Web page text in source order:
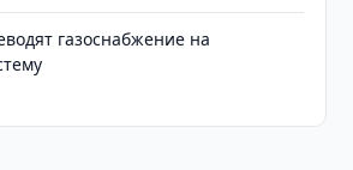
газоснабжение на